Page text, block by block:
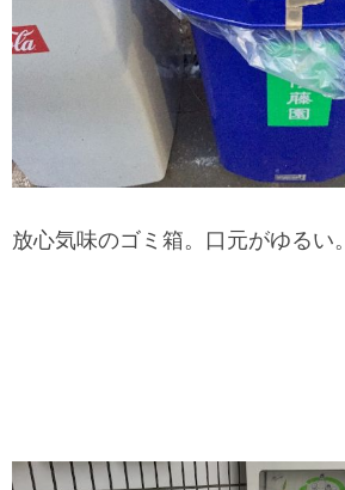
放心気味のゴミ箱。口元がゆるい。